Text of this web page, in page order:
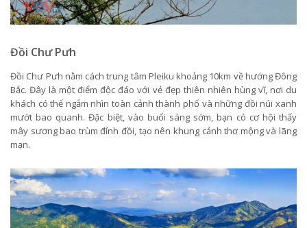
Đồi Chư Pưh
Đồi Chư Pưh nằm cách trung tâm Pleiku khoảng 10km về hướng Đông
Bắc. Đây là một điểm độc đáo với vẻ đẹp thiên nhiên hùng vĩ, nơi du
khách có thể ngắm nhìn toàn cảnh thành phố và những đồi núi xanh
mướt bao quanh. Đặc biệt, vào buổi sáng sớm, bạn có cơ hội thấy
mây sương bao trùm đỉnh đồi, tạo nên khung cảnh thơ mộng và lãng
mạn.